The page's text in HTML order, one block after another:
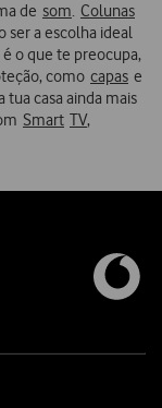
de som. Colunas
ser a escolha ideal
o que te preocupa,
como capas e
tua casa ainda mais
Smart TV,